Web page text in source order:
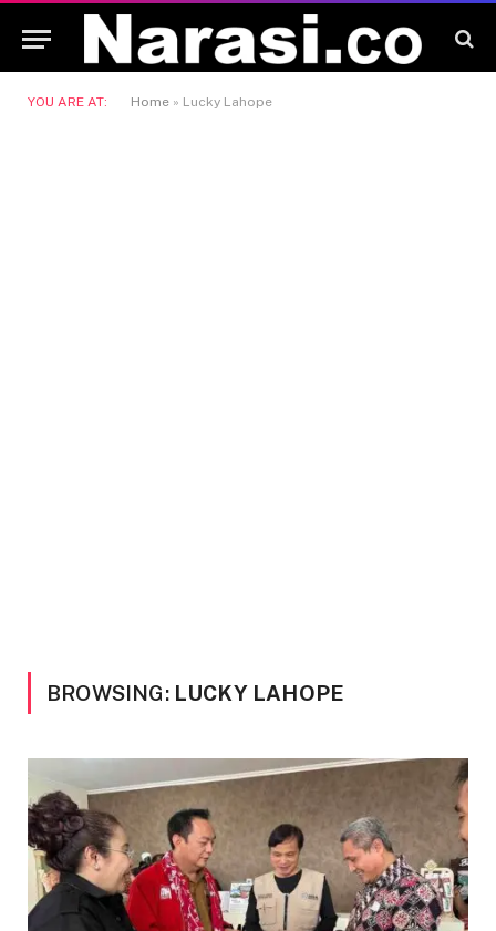
YOU ARE AT: Home » Lucky Lahope
BROWSING: LUCKY LAHOPE